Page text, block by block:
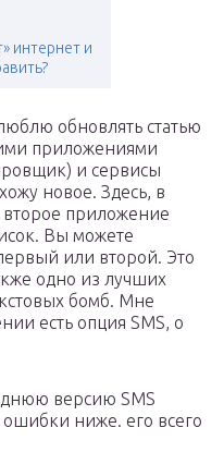
интернет и
обновлять статью
приложениями
и сервисы
новое. Здесь, в
второе приложение
Вы можете
или второй. Это
одно из лучших
бомб. Мне
есть опция SMS, о
версию SMS
ниже. его всего